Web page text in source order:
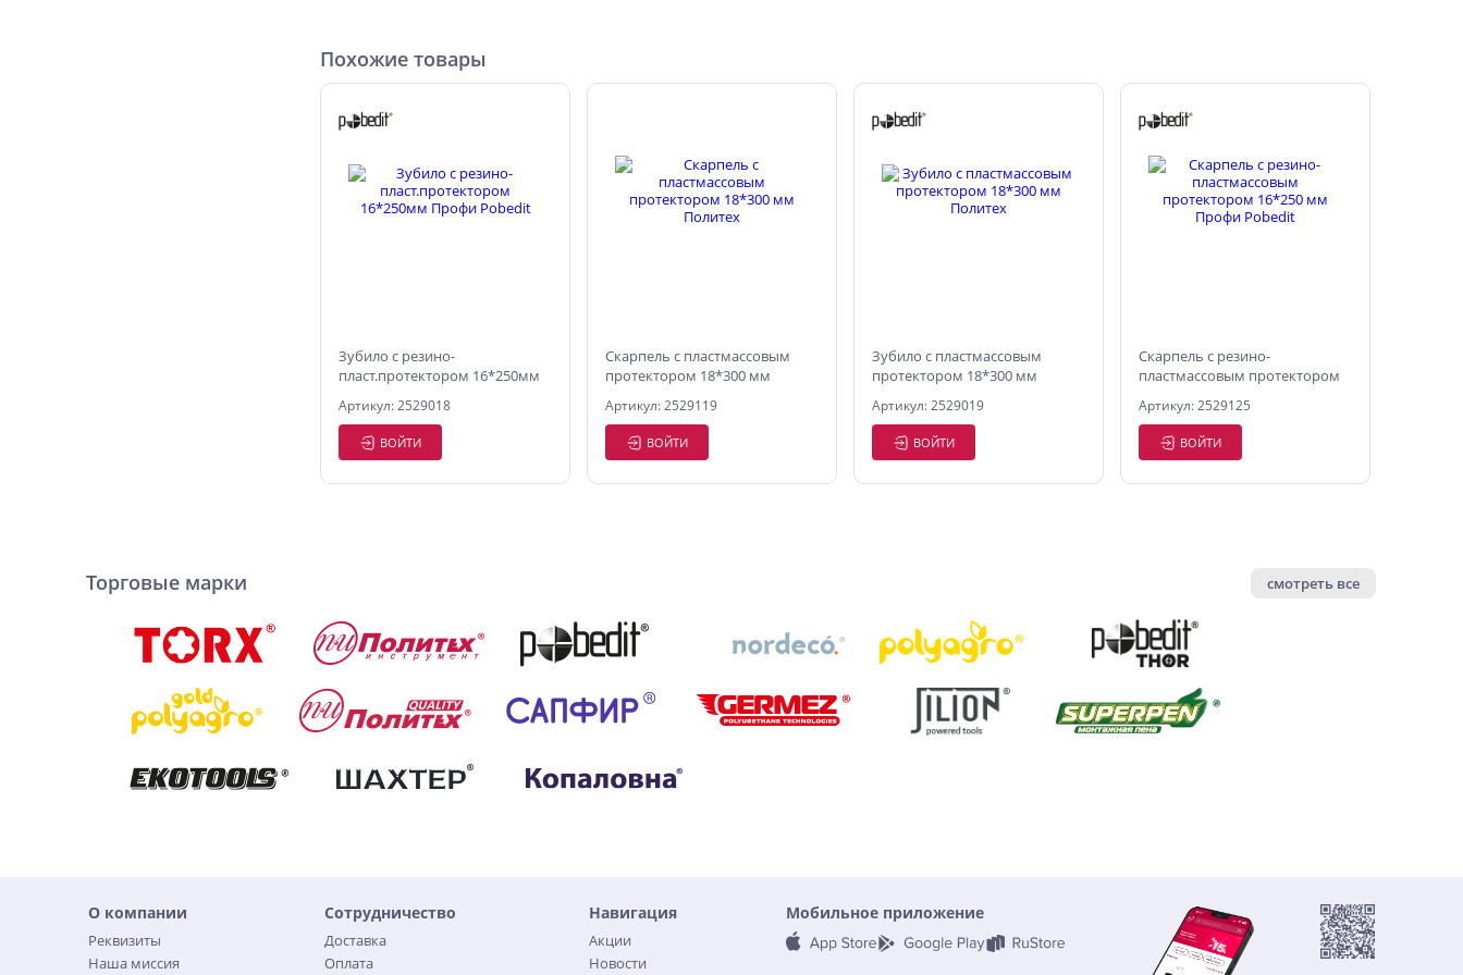
Похожие товары
Зубило с резино-
пласт.протектором 16*250мм
Артикул: 2529018
ВОЙТИ
Скарпель с пластмассовым
протектором 18*300 мм
Артикул: 2529119
ВОЙТИ
Зубило с пластмассовым
протектором 18*300 мм
Артикул: 2529019
ВОЙТИ
Скарпель с резино-
пластмассовым протектором
Артикул: 2529125
ВОЙТИ
Торговые марки смотреть все
О компании
Реквизиты
Наша миссия
Сотрудничество
Доставка
Оплата
Навигация
Акции
Новости
Мобильное приложение